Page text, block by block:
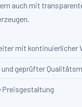
auch mit
mit kontinuierlicher
geprüfter
Preisgestaltung